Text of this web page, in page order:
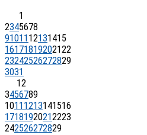
1
2345678
91011 12131415
16171819202122
23242526272829
3031
12
3456789
1011 1213141516
17181920212223
242526272829